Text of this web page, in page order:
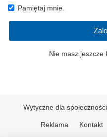
Pamiętaj mnie.
Nie masz jeszcze
Wytyczne dla społeczności
Reklama Kontakt